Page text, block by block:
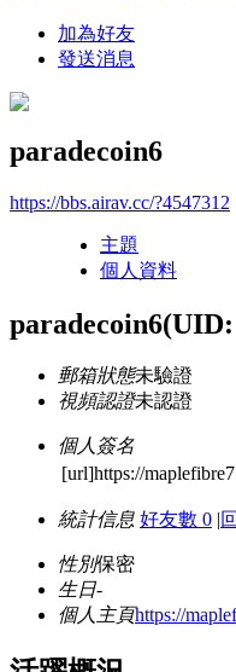
加為好友
發送消息
paradecoin6
https://bbs.airav.cc/?4547312
主題
個人資料
paradecoin6(UID:
郵箱狀態未驗證
視頻認證未認證
個人簽名
[url]https://
統計信息 好友數 0 |
性別保密
生日-
個人主頁https://